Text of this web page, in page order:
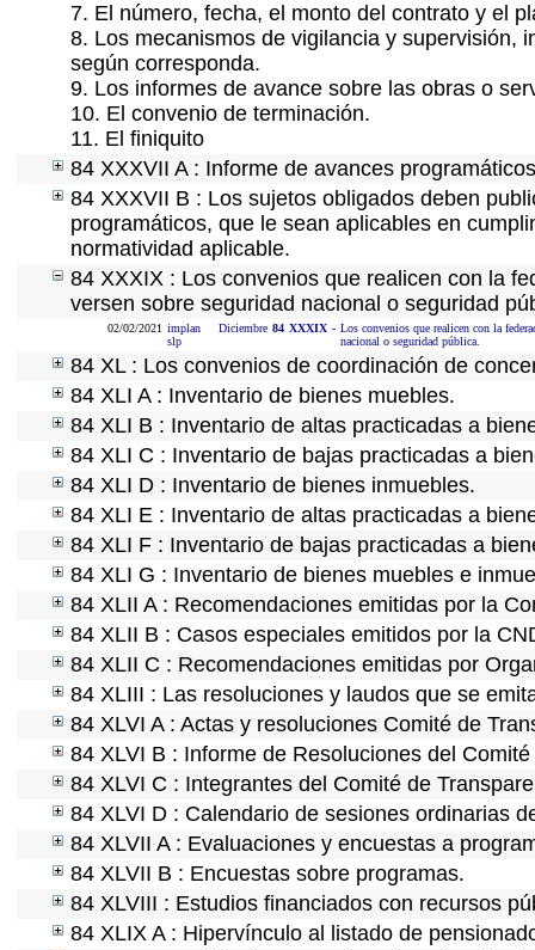
7. El número, fecha, el monto del contrato y el
8. Los mecanismos de vigilancia y supervisión,
según corresponda.
9. Los informes de avance sobre las obras o
10. El convenio de terminación.
11. El finiquito
84 XXXVII A : Informe de avances
84 XXXVII B : Los sujetos obligados deben
programáticos, que le sean aplicables en
normatividad aplicable.
84 XXXIX : Los convenios que realicen con la
versen sobre seguridad nacional o seguridad
02/02/2021 implan
slp
Diciembre 84 XXXIX - Los convenios que realicen con la
nacional o seguridad pública.
84 XL : Los convenios de coordinación de
84 XLI A : Inventario de bienes muebles.
84 XLI B : Inventario de altas practicadas a
84 XLI C : Inventario de bajas practicadas a
84 XLI D : Inventario de bienes inmuebles.
84 XLI E : Inventario de altas practicadas a
84 XLI F : Inventario de bajas practicadas a
84 XLI G : Inventario de bienes muebles e
84 XLII A : Recomendaciones emitidas por la
84 XLII B : Casos especiales emitidos por la
84 XLII C : Recomendaciones emitidas por
84 XLIII : Las resoluciones y laudos que se
84 XLVI A : Actas y resoluciones Comité de
84 XLVI B : Informe de Resoluciones del
84 XLVI C : Integrantes del Comité de
84 XLVI D : Calendario de sesiones ordinarias
84 XLVII A : Evaluaciones y encuestas a
84 XLVII B : Encuestas sobre programas.
84 XLVIII : Estudios financiados con recursos
84 XLIX A : Hipervínculo al listado de